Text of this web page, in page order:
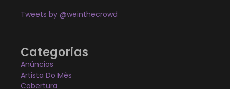
Tweets by @weinthecrowd
Categorias
Anúncios
Artista Do Mês
Cobertura